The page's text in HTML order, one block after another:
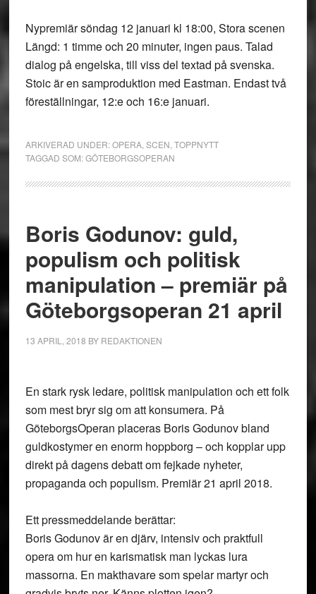
Nypremiär söndag 12 januari kl 18:00, Stora scenen
Längd: 1 timme och 20 minuter, ingen paus. Talad
dialog på engelska, till viss del textad på svenska.
Stoic är en samproduktion med Eastman. Endast två
föreställningar, 12:e och 16:e januari.
ARKIVERAD UNDER:OPERA, SCEN TOPPNYTT
TAGGAD SOM:GÖTEBORGSOPERAN
Boris Godunov: guld,
populism och politisk
manipulation – premiär på
Göteborgsoperan 21 april
13 APRIL, 2018 BY REDAKTIONEN
En stark rysk ledare, politisk manipulation och ett folk
som mest bryr sig om att konsumera. På
GöteborgsOperan placeras Boris Godunov bland
guldkostymer en enorm hoppborg – och kopplar upp
direkt på dagens debatt om fejkade nyheter,
propaganda och populism. Premiär 21 april 2018.
Ett pressmeddelande berättar:
Boris Godunov är en djärv, intensiv och praktfull
opera om hur en karismatisk man lyckas lura
massorna. En makthavare som spelar martyr och